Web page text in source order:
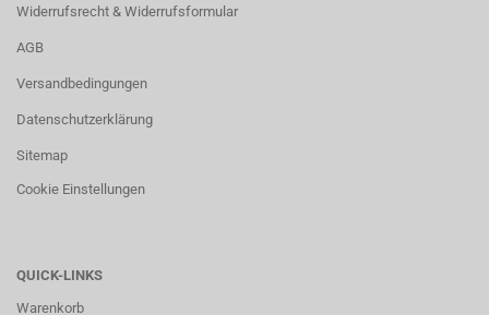
Widerrufsrecht & Widerrufsformular
AGB
Versandbedingungen
Datenschutzerklärung
Sitemap
Cookie Einstellungen
QUICK-LINKS
Warenkorb